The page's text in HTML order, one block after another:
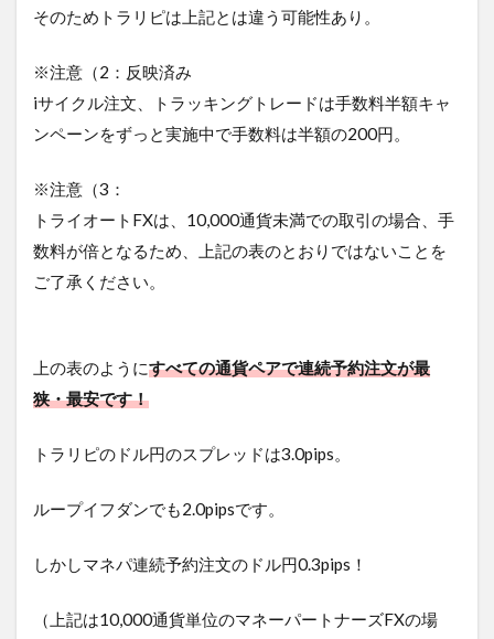
そのためトラリピは上記とは違う可能性あり。
※注意（2：反映済み
iサイクル注文、トラッキングトレードは手数料半額キャ
ンペーンをずっと実施中で手数料は半額の200円。
※注意（3：
トライオートFXは、10,000通貨未満での取引の場合、手
数料が倍となるため、上記の表のとおりではないことを
ご了承ください。
上の表のようにすべての通貨ペアで連続予約注文が最
狭・最安です！
トラリピのドル円のスプレッドは3.0pips。
ループイフダンでも2.0pipsです。
しかしマネパ連続予約注文のドル円0.3pips！
（上記は10,000通貨単位のマネーパートナーズFXの場